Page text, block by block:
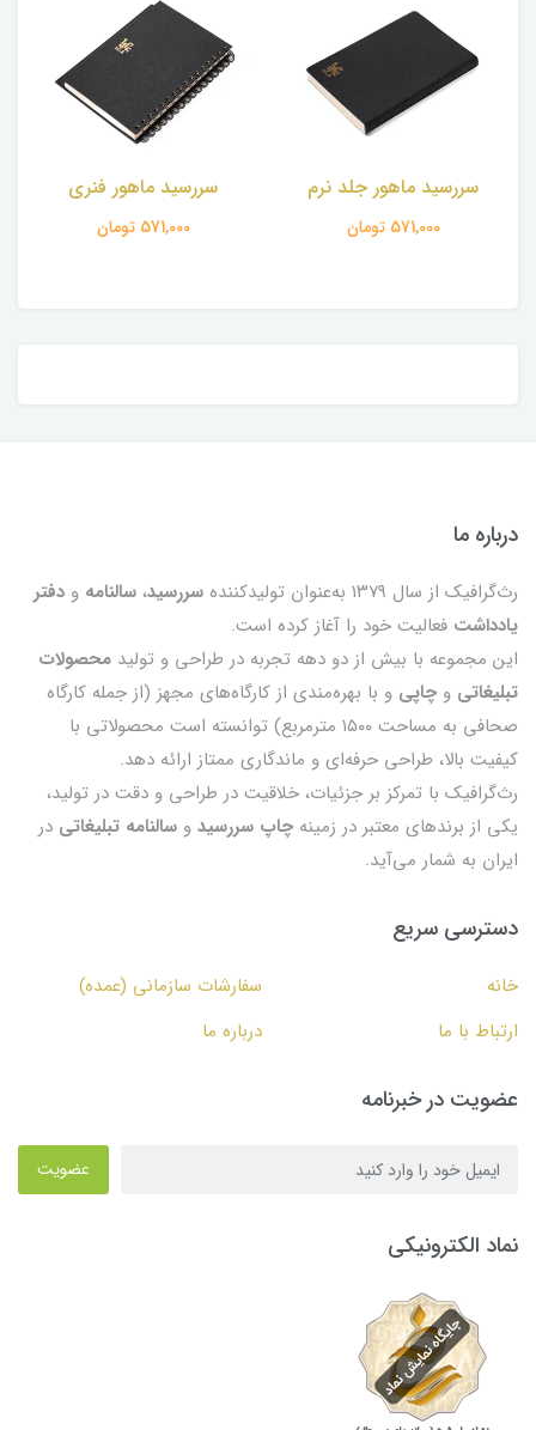
سررسید ماهور جلد نرم
571,000 تومان
سررسید ماهور فنری
571,000 تومان
درباره ما
رث‌گرافیک از سال ۱۳۷۹ به‌عنوان تولیدکننده سررسید، سالنامه و دفتر
یادداشت فعالیت خود را آغاز کرده است.
این مجموعه با بیش از دو دهه تجربه در طراحی و تولید محصولات
تبلیغاتی وچاپی و با بهره‌مندی از کارگاه‌های مجهز (از جمله کارگاه
صحافی به مساحت ۱۵۰۰ مترمربع) توانسته است محصولاتی با
کیفیت بالا، طراحی حرفه‌ای و ماندگاری ممتاز ارائه دهد.
رث‌گرافیک با تمرکز بر جزئیات، خلاقیت در طراحی و دقت در تولید،
یکی از برندهای معتبر در زمینهچاپ سررسید و سالنامه تبلیغاتی در
ایران به شمار می‌آید.
دسترسی سریع
خانه
سفارشات سازمانی (عمده)
ارتباط با ما
درباره ما
عضویت در خبرنامه
عضویت
نماد الکترونیکی